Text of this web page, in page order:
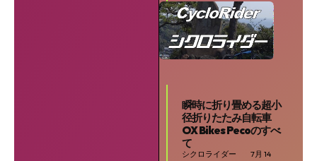
瞬時に折り畳める超小
径折りたたみ自転車
OX Bikes Pecoのすべ
て
シクロライダー 7月 14